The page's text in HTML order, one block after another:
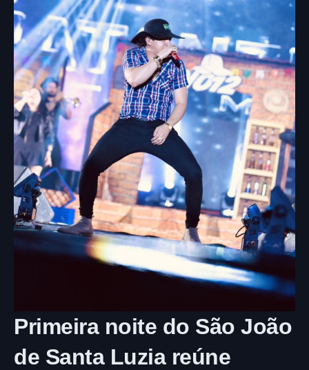
Primeira noite do São João
de Santa Luzia reúne